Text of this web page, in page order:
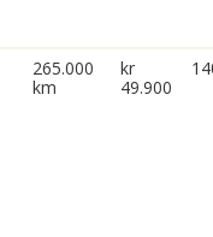
265.000
km
kr
49.900